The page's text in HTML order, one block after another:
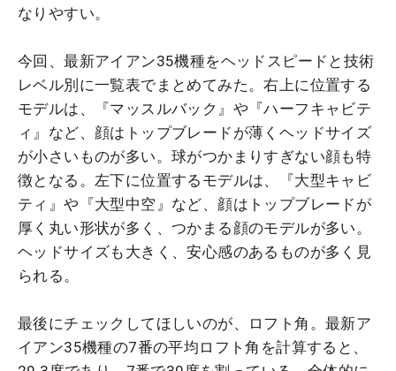
なりやすい。
今回、最新アイアン35機種をヘッドスピードと技術
レベル別に一覧表でまとめてみた。右上に位置する
モデルは、『マッスルバック』や『ハーフキャビテ
ィ』など、顔はトップブレードが薄くヘッドサイズ
が小さいものが多い。球がつかまりすぎない顔も特
徴となる。左下に位置するモデルは、『大型キャビ
ティ』や『大型中空』など、顔はトップブレードが
厚く丸い形状が多く、つかまる顔のモデルが多い。
ヘッドサイズも大きく、安心感のあるものが多く見
られる。
最後にチェックしてほしいのが、ロフト角。最新ア
イアン35機種の7番の平均ロフト角を計算すると、